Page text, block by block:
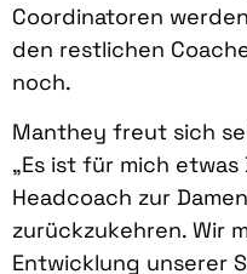
Coordinatoren
den restlichen
noch.
Manthey freut sich
„Es ist für mich etwas
Headcoach zur
zurückzukehren. Wir
Entwicklung unserer